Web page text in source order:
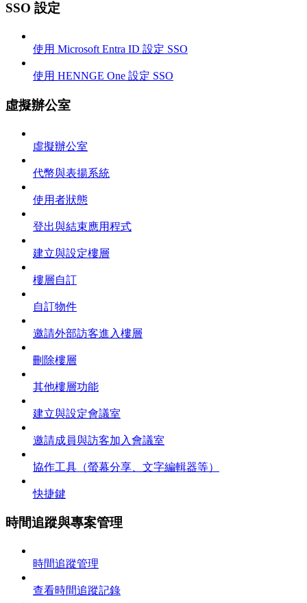
SSO 設定
使用 Microsoft Entra ID 設定 SSO
使用 HENNGE One 設定 SSO
虛擬辦公室
虛擬辦公室
代幣與表揚系統
使用者狀態
登出與結束應用程式
建立與設定樓層
樓層自訂
自訂物件
邀請外部訪客進入樓層
刪除樓層
其他樓層功能
建立與設定會議室
邀請成員與訪客加入會議室
協作工具（螢幕分享、文字編輯器等）
快捷鍵
時間追蹤與專案管理
時間追蹤管理
查看時間追蹤記錄